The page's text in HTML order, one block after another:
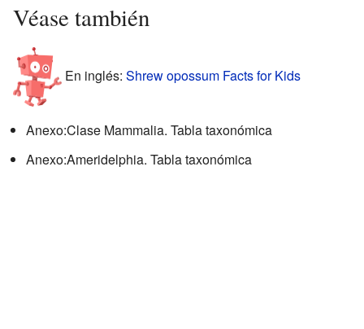
Véase también
En inglés: Shrew opossum Facts for Kids
Anexo:Clase Mammalia. Tabla taxonómica
Anexo:Ameridelphia. Tabla taxonómica